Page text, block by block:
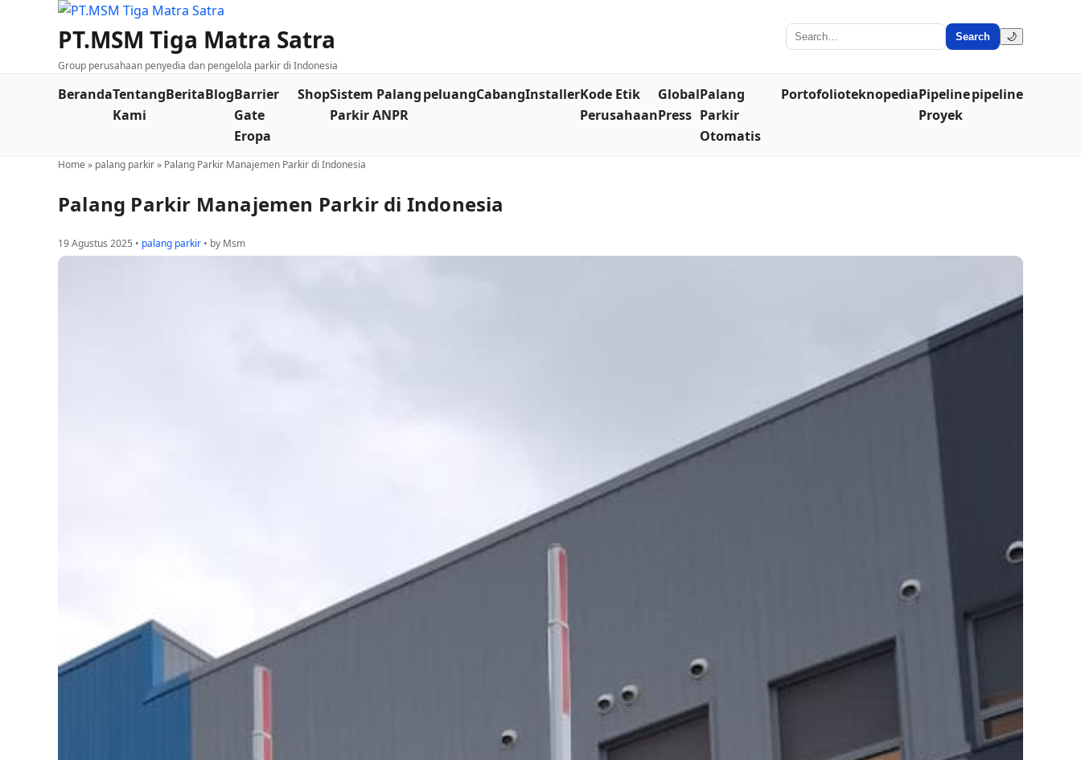
PT.MSM Tiga Matra Satra
Group perusahaan penyedia dan pengelola parkir di Indonesia
Search 🌙
BerandaTentang
Kami
BeritaBlogBarrier
Gate
Eropa
ShopSistem Palang
Parkir ANPR
peluangCabangInstallerKode Etik
Perusahaan
Global
Press
Palang
Parkir
Otomatis
PortofolioteknopediaPipeline
Proyek
pipeline
Home » palang parkir» Palang Parkir Manajemen Parkir di Indonesia
Palang Parkir Manajemen Parkir di Indonesia
19 Agustus 2025 • palang parkir • by Msm